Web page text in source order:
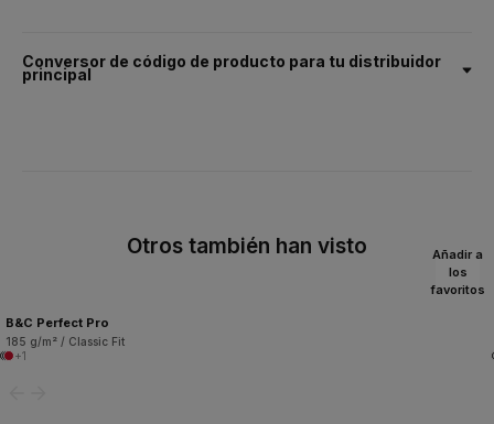
Conversor de código de producto para tu distribuidor
principal
Otros también han visto
Añadir a
los
favoritos
B&C Perfect Pro
185 g/m² / Classic Fit
+1